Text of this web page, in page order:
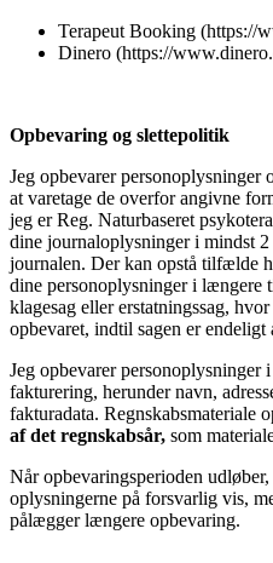
Terapeut Booking (https://
Dinero (https://
Opbevaring og slettepolitik
Jeg opbevarer
at varetage de overfor angivne
jeg er Reg. Naturbaseret
dine journaloplysninger i mindst
journalen. Der kan opstå tilfælde
dine personoplysninger i længere
klagesag eller erstatningssag,
opbevaret, indtil sagen er endeligt
Jeg opbevarer personoplysninger
fakturering, herunder navn,
fakturadata. Regnskabsmateriale
af det regnskabsår, som
Når opbevaringsperioden
oplysningerne på forsvarlig vis,
pålægger længere opbevaring.